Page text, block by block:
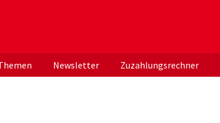
Newsletter Zuzahlungsrechner